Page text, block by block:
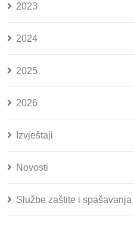
2023
2024
2025
2026
Izvještaji
Novosti
Službe zaštite i spašavanja